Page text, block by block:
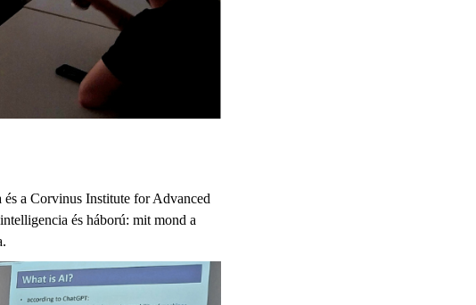
a Corvinus Institute for Advanced
és háború: mit mond a